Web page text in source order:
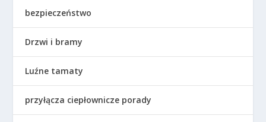
bezpieczeństwo
Drzwi i bramy
Luźne tamaty
przyłącza ciepłownicze porady